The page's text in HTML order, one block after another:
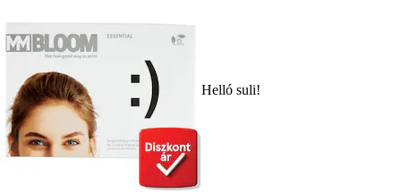
Helló suli!